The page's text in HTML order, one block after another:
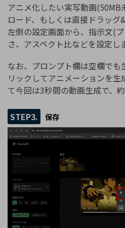
アニメ化したい実写動画
ロード、もしくは直接ドラッグ
左側の設定画面から、指示文(
さ、アスペクト比などを設定し
なお、プロンプト欄は空欄で
リックしてアニメーションを
て今回は3秒間の動画生成で、
STEP3. 保存